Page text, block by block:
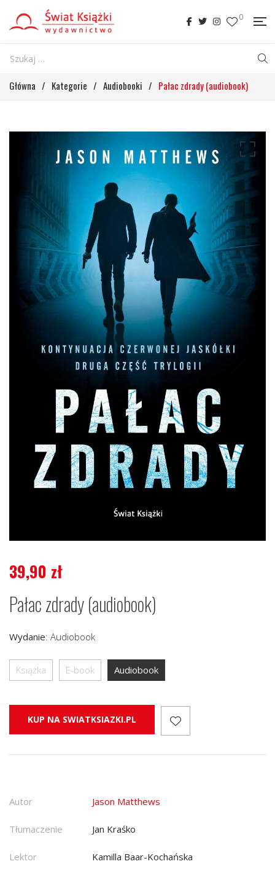
0
Główna / Kategorie / Audiobooki / Pałac zdrady (audiobook)
39,90 zł
Pałac zdrady (audiobook)
Wydanie: Audiobook
Książka E-book Audiobook
KUP NA SWIATKSIAZKI.PL
Autor Jason Matthews
Tłumaczenie Jan Kraśko
Lektor Kamilla Baar-Kochańska